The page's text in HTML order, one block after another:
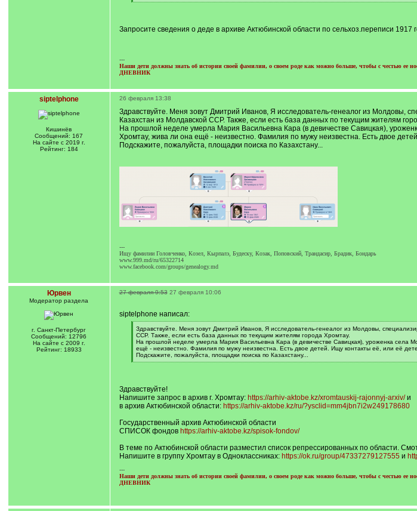
[
Запросите сведения о деде в архиве Актюбинской области по сельхоз.переписи 1917
---
Наши дети должны знать об истории своей фамилии, о своем роде как можно больше, чтобы с честью ее
ДНЕВНИК
siptelphone
Кишинёв
Сообщений: 167
На сайте с 2019 г.
Рейтинг: 184
26 февраля 13:38
Здравствуйте. Меня зовут Дмитрий Иванов, Я исследователь-генеалог из Молдовы,
Казахстан из Молдавской ССР. Также, если есть база данных по текущим жителям
На прошлой неделе умерла Мария Васильевна Кара (в девичестве Савицкая),
Хромтау, жива ли она ещё - неизвестно. Фамилия по мужу неизвестна. Есть двое
Подскажите, пожалуйста, площадки поиска по Казахстану...
---
Ищу фамилии Головченко, Козел, Кырпалэ, Будеску, Козак, Поповский, Трандасир, Брадик, Бондарь
www.999.md/ru/65322714
www.facebook.com/groups/genealogy.md
Юрвен
Модератор раздела
г. Санкт-Петербург
Сообщений: 12796
На сайте с 2009 г.
Рейтинг: 18933
27 февраля 9:53 27 февраля 10:06
siptelphone написал:
[
q
]
Здравствуйте. Меня зовут Дмитрий Иванов, Я исследователь-генеалог из Молдовы,
ССР. Также, если есть база данных по текущим жителям города Хромтау.
На прошлой неделе умерла Мария Васильевна Кара (в девичестве Савицкая), уроженка села
ещё - неизвестно. Фамилия по мужу неизвестна. Есть двое детей. Ищу контакты её, или её
Подскажите, пожалуйста, площадки поиска по Казахстану...
[
Здравствуйте!
Напишите запрос в архив г. Хромтау: https://arhiv-aktobe.kz/xromtauskij-rajonnyj-arxiv/и
в архив Актюбинской области: https://arhiv-aktobe.kz/ru/?ysclid=mm4jbn7i2w249178680
Государственный архив Актюбинской области
СПИСОК фондов https://arhiv-aktobe.kz/spisok-fondov/
В теме по Актюбинской области разместил список репрессированных по области.
Напишите в группу Хромтау в Одноклассниках: https://ok.ru/group/47337279127555и
---
Наши дети должны знать об истории своей фамилии, о своем роде как можно больше, чтобы с честью ее
ДНЕВНИК